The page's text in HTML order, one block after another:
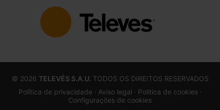
© 2026 TELEVÉS S.A.U. TODOS OS DIREITOS RESERVADOS
Política de privacidade · Aviso legal · Politica de cookies ·
Configurações de cookies